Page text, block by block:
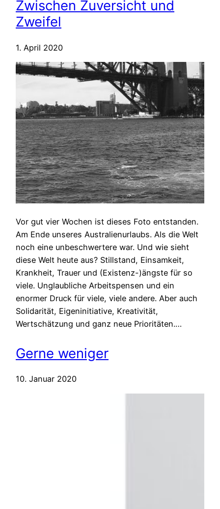
Zwischen Zuversicht und
Zweifel
1. April 2020
Vor gut vier Wochen ist dieses Foto entstanden.
Am Ende unseres Australienurlaubs. Als die Welt
noch eine unbeschwertere war. Und wie sieht
diese Welt heute aus? Stillstand, Einsamkeit,
Krankheit, Trauer und (Existenz-)ängste für so
viele. Unglaubliche Arbeitspensen und ein
enormer Druck für viele, viele andere. Aber auch
Solidarität, Eigeninitiative, Kreativität,
Wertschätzung und ganz neue Prioritäten.…
Gerne weniger
10. Januar 2020